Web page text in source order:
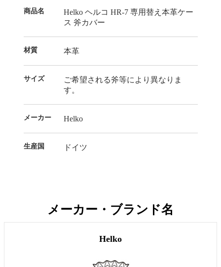
商品名
Helko ヘルコ HR-7 専用替え本革ケー
ス 斧カバー
材質 本革
サイズ
ご希望される斧等により異なりま
す。
メーカー Helko
生産国 ドイツ
メーカー・ブランド名
Helko